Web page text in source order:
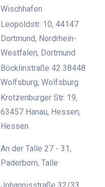
Wischhafen
Leopoldstr. 10, 44147
Dortmund, Nordrhein-
Westfalen, Dortmund
Böcklinstraße 42 38448
Wolfsburg, Wolfsburg
Krotzenburger Str. 19,
63457 Hanau, Hessen,
Hessen
An der Talle 27 - 31,
Paderborn, Talle